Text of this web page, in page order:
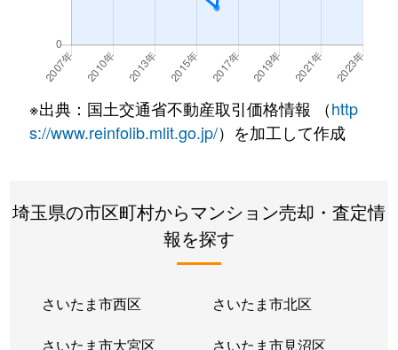
※出典：国土交通省不動産取引価格情報 （http
s://www.reinfolib.mlit.go.jp/）を加工して作成
埼玉県の市区町村からマンション売却・査定情
報を探す
さいたま市西区 さいたま市北区
さいたま市大宮区 さいたま市見沼区